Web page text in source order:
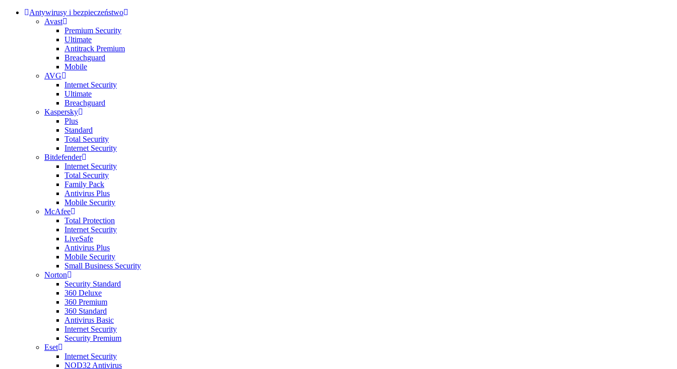
Antywirusy i bezpieczeństwo
Avast
Premium Security
Ultimate
Antitrack Premium
Breachguard
Mobile
AVG
Internet Security
Ultimate
Breachguard
Kaspersky
Plus
Standard
Total Security
Internet Security
Bitdefender
Internet Security
Total Security
Family Pack
Antivirus Plus
Mobile Security
McAfee
Total Protection
Internet Security
LiveSafe
Antivirus Plus
Mobile Security
Small Business Security
Norton
Security Standard
360 Deluxe
360 Premium
360 Standard
Antivirus Basic
Internet Security
Security Premium
Eset
Internet Security
NOD32 Antivirus